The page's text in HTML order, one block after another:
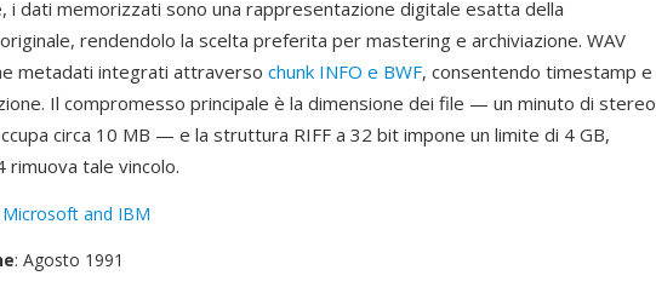
i dati memorizzati sono una rappresentazione digitale esatta della
rendendolo la scelta preferita per mastering e archiviazione. WAV
metadati integrati attraverso chunk INFO e BWF, consentendo timestamp e
Il compromesso principale è la dimensione dei file — un minuto di stereo
circa 10 MB — e la struttura RIFF a 32 bit impone un limite di 4 GB,
rimuova tale vincolo.
Microsoft and IBM
: Agosto 1991